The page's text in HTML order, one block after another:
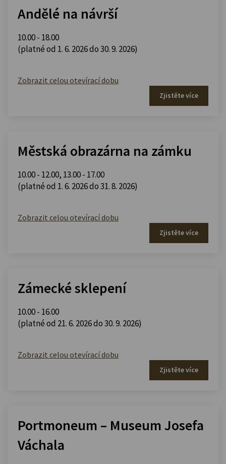
Andělé na návrší
10.00 - 18.00
(platné od 1. 6. 2026 do 30. 9. 2026)
Zobrazit celou otevírací dobu
Zjistěte více
Městská obrazárna na zámku
10.00 - 12.00, 13.00 - 17.00
(platné od 1. 6. 2026 do 31. 8. 2026)
Zobrazit celou otevírací dobu
Zjistěte více
Zámecké sklepení
10.00 - 16.00
(platné od 21. 6. 2026 do 30. 9. 2026)
Zobrazit celou otevírací dobu
Zjistěte více
Portmoneum – Museum Josefa
Váchala